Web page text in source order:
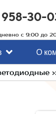
958-30-
с 9:00 до
О